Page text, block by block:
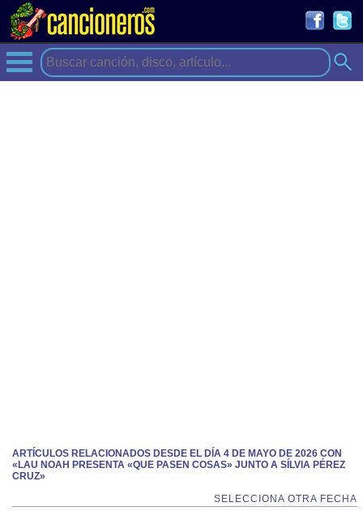
ARTÍCULOS RELACIONADOS DESDE EL DÍA 4 DE MAYO DE 2026 CON
«LAU NOAH PRESENTA «QUE PASEN COSAS» JUNTO A SÍLVIA PÉREZ
CRUZ»
SELECCIONA OTRA FECHA